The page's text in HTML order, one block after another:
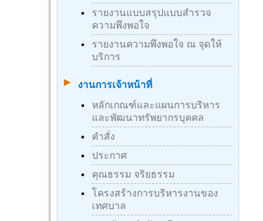
รายงานแบบสรุปแบบสำรวจ
ความพึงพอใจ
รายงานความพึงพอใจ ณ จุดให้
บริการ
งานการเจ้าหน้าที่
หลักเกณฑ์และแผนการบริหาร
และพัฒนาทรัพยากรบุคคล
คำสั่ง
ประกาศ
คุณธรรม จริยธรรม
โครงสร้างการบริหารงานของ
เทศบาล